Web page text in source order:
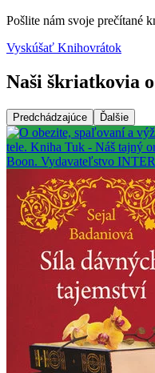
Pošlite nám svoje prečítané
Vyskúšať Knihovrátok
Naši škriatkovia
Predchádzajúce Ďalšie